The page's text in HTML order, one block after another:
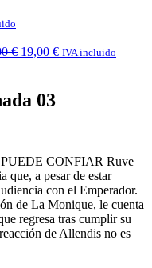
€ 19,00 € IVA incluido
03
CONFIAR Ruve
que, a pesar de estar
con el Emperador.
de La Monique, le cuenta
regresa tras cumplir su
de Allendis no es